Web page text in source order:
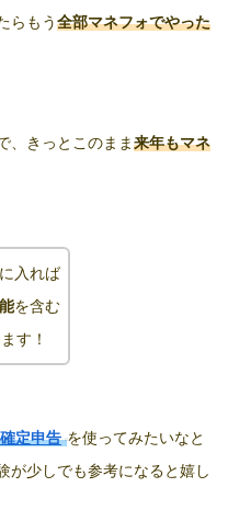
らもう全部マネフォでやった
、きっとこのまま来年もマネ
入れば
を含む
す！
定申告 を使ってみたいなと
が少しでも参考になると嬉し